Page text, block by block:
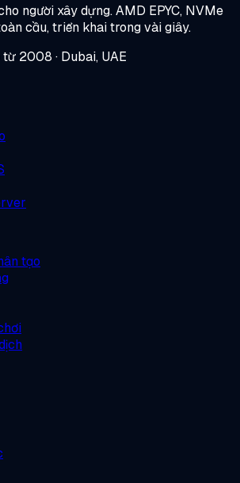
người xây dựng.AMD EPYC, NVMe
cầu, triển khai trong vài giây.
2008 · Dubai, UAE
tạo